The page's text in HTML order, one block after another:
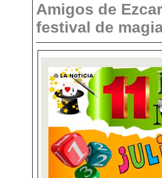
Amigos de
festival de